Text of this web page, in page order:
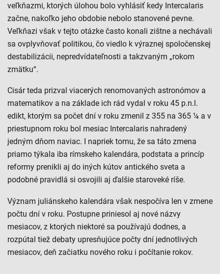
veľkňazmi, ktorých úlohou bolo vyhlásiť kedy Intercalaris
začne, nakoľko jeho obdobie nebolo stanovené pevne.
Veľkňazi však v tejto otázke často konali zištne a nechávali
sa ovplyvňovať politikou, čo viedlo k výraznej spoločenskej
destabilizácii, nepredvídateľnosti a takzvaným „rokom
zmätku“.
Cisár teda prizval viacerých renomovaných astronómov a
matematikov a na základe ich rád vydal v roku 45 p.n.l.
edikt, ktorým sa počet dní v roku zmenil z 355 na 365 ¼ a v
priestupnom roku bol mesiac Intercalaris nahradený
jedným dňom naviac. I napriek tomu, že sa táto zmena
priamo týkala iba rímskeho kalendára, podstata a princíp
reformy prenikli aj do iných kútov antického sveta a
podobné pravidlá si osvojili aj ďalšie staroveké ríše.
Význam juliánskeho kalendára však nespočíva len v zmene
počtu dní v roku. Postupne priniesol aj nové názvy
mesiacov, z ktorých niektoré sa používajú dodnes, a
rozpútal tiež debaty upresňujúce počty dní jednotlivých
mesiacov, deň začiatku nového roku i počítanie rokov.